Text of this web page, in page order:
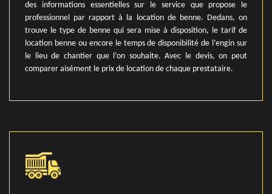
des informations essentielles sur le service que propose le
professionnel par rapport à la location de benne. Dedans, on
trouve le type de benne qui sera mise à disposition, le tarif de
location benne ou encore le temps de disponibilité de l’engin sur
le lieu de chantier que l’on souhaite. Avec le devis, on peut
comparer aisément le prix de location de chaque prestataire.